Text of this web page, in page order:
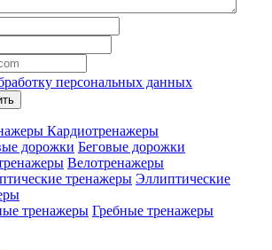
персональных данных
Кардиотренажеры
Беговые дорожки
Велотренажеры
Эллиптические
Гребные тренажеры